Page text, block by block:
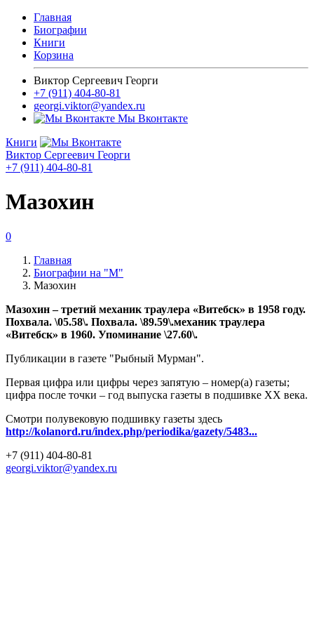
Главная
Биографии
Книги
Корзина
Виктор Сергеевич Георги
+7 (911) 404-80-81
georgi.viktor@yandex.ru
Мы Вконтакте
Книги
Виктор Сергеевич Георги
+7 (911) 404-80-81
Мазохин
0
Главная
Биографии на "М"
Мазохин
Мазохин – третий механик траулера «Витебск» в 1958 году.
Похвала. \05.58\. Похвала. \89.59\.механик траулера
«Витебск» в 1960. Упоминание \27.60\.
Публикации в газете "Рыбный Мурман".
Первая цифра или цифры через запятую – номер(а) газеты;
цифра после точки – год выпуска газеты в подшивке ХХ века.
Смотри полувековую подшивку газеты здесь
http://kolanord.ru/index.php/periodika/gazety/5483...
+7 (911) 404-80-81
georgi.viktor@yandex.ru